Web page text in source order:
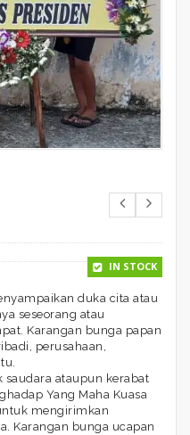
IN STOCK
duka cita atau
seseorang atau
Karangan bunga papan
perusahaan,
saudara ataupun kerabat
Yang Maha Kuasa
mengirimkan
Karangan bunga ucapan